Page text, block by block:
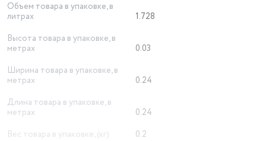
Объем товара в упаковке, в
литрах
1.728
Высота товара в упаковке, в
метрах
0.03
Ширина товара в упаковке, в
метрах
0.24
Длина товара в упаковке, в
метрах
0.24
Вес товара в упаковке, (кг)
0.2